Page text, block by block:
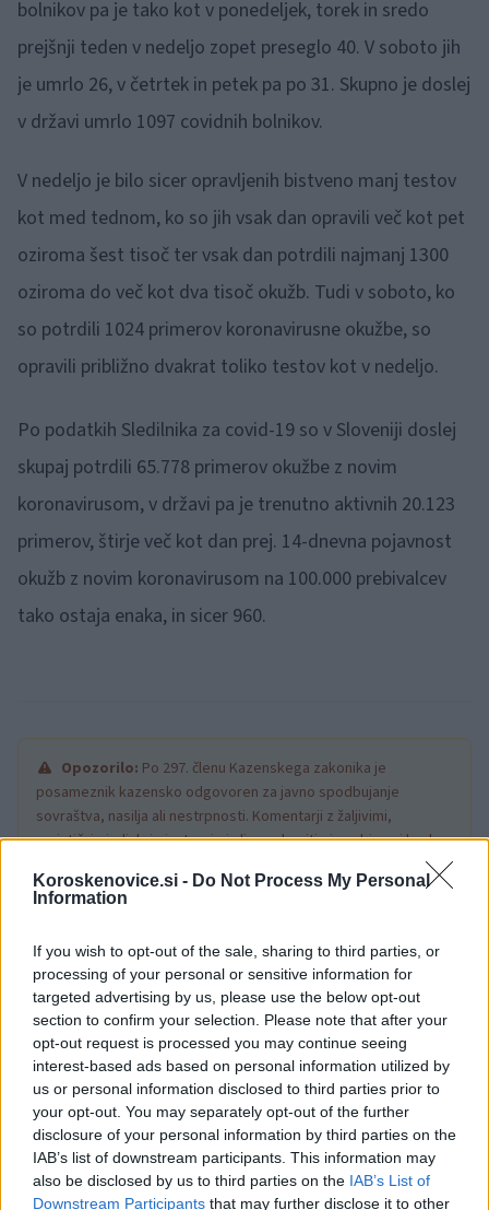
Koroskenovice.si - Do Not Process My Personal
Information
If you wish to opt-out of the sale, sharing to third parties, or
processing of your personal or sensitive information for
targeted advertising by us, please use the below opt-out
section to confirm your selection. Please note that after your
opt-out request is processed you may continue seeing
interest-based ads based on personal information utilized by
us or personal information disclosed to third parties prior to
your opt-out. You may separately opt-out of the further
disclosure of your personal information by third parties on the
IAB’s list of downstream participants. This information may
also be disclosed by us to third parties on the IAB’s List of
Downstream Participants that may further disclose it to other
bolnikov pa je tako kot v ponedeljek, torek in sredo
prejšnji teden v nedeljo zopet preseglo 40. V soboto jih
je umrlo 26, v četrtek in petek pa po 31. Skupno je doslej
v državi umrlo 1097 covidnih bolnikov.
V nedeljo je bilo sicer opravljenih bistveno manj testov
kot med tednom, ko so jih vsak dan opravili več kot pet
oziroma šest tisoč ter vsak dan potrdili najmanj 1300
oziroma do več kot dva tisoč okužb. Tudi v soboto, ko
so potrdili 1024 primerov koronavirusne okužbe, so
opravili približno dvakrat toliko testov kot v nedeljo.
Po podatkih Sledilnika za covid-19 so v Sloveniji doslej
skupaj potrdili 65.778 primerov okužbe z novim
koronavirusom, v državi pa je trenutno aktivnih 20.123
primerov, štirje več kot dan prej. 14-dnevna pojavnost
okužb z novim koronavirusom na 100.000 prebivalcev
tako ostaja enaka, in sicer 960.
Opozorilo: Po 297. členu Kazenskega zakonika je
posameznik kazensko odgovoren za javno spodbujanje
sovraštva, nasilja ali nestrpnosti. Komentarji z žaljivimi,
rasističnimi, diskriminatornimi ali nezakonitimi vsebinami bodo
Občine: Slovenj Gradec
Dravograd
Ravne na Koroškem
Radlje ob Dravi
Mislinja
Prevalje
Mežica Črna na Koroškem
Vuzenica
Muta
Ribnica na Pohorju
Kategorije: Novice Novice Novice Novice